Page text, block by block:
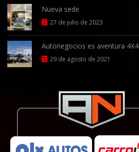
Nueva sede
27 de julio de 2023
Autonegocios es aventura 4X4
29 de agosto de 2021